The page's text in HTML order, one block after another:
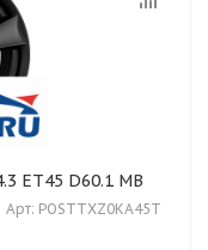
ET45 D60.1 MB
Арт: POSTTXZ0KA45T